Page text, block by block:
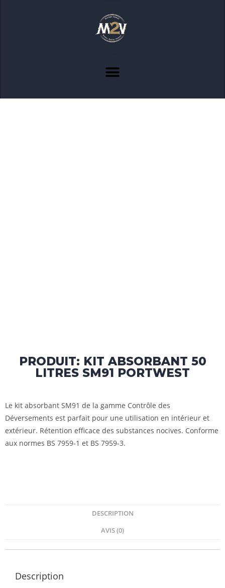
PRODUIT: KIT ABSORBANT 50
LITRES SM91 PORTWEST
Le kit absorbant SM91 de la gamme Contrôle des
Déversements est parfait pour une utilisation en intérieur et
extérieur. Rétention efficace des substances nocives. Conforme
aux normes BS 7959-1 et BS 7959-3.
DESCRIPTION
AVIS (0)
Description